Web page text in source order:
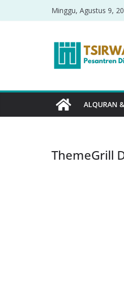
Minggu, Agustus 9,
ALQURAN
ThemeGrill